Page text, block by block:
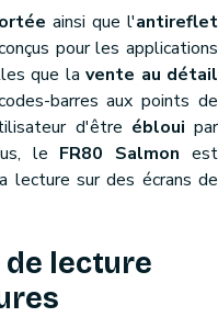
ainsi que l'antireflet
pour les applications
que la vente au détail
barres aux points de
d'être ébloui par
le FR80 Salmon est
lecture sur des écrans de
lecture